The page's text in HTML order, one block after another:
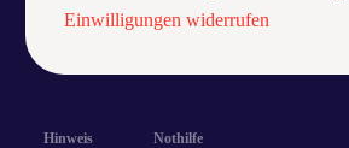
Einwilligungen widerrufen
Hinweis Nothilfe